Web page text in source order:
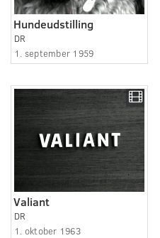
Hundeudstilling
DR
1. september 1959
Valiant
DR
1. oktober 1963